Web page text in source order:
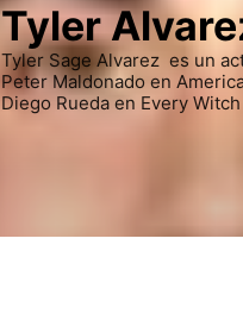
Tyler
Tyler Sage Alvarez ​​ es un
Peter Maldonado en
Diego Rueda en Every Witch